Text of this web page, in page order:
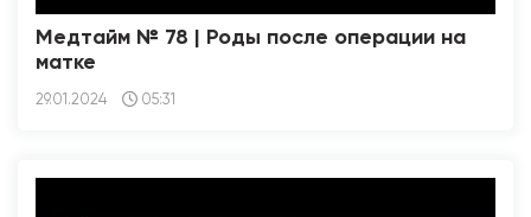
Медтайм № 78 | Роды после операции на
матке
29.01.2024 05:31